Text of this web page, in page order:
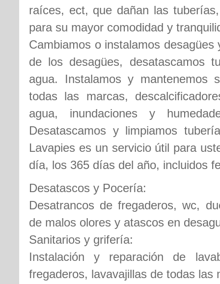
raíces, ect, que dañan las
para su mayor comodidad y
Cambiamos o instalamos
de los desagües, desatascamos
agua. Instalamos y mantenemos
todas las marcas,
agua, inundaciones y
Desatascamos y limpiamos
Lavapies es un servicio útil para
día, los 365 días del año, incluidos
Desatascos y Pocería:
Desatrancos de fregaderos, wc,
de malos olores y atascos en
Sanitarios y grifería:
Instalación y reparación de
fregaderos, lavavajillas de todas las